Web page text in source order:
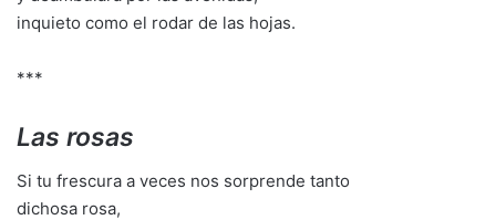
inquieto como el rodar de las hojas.
***
Las rosas
Si tu frescura a veces nos sorprende tanto
dichosa rosa,